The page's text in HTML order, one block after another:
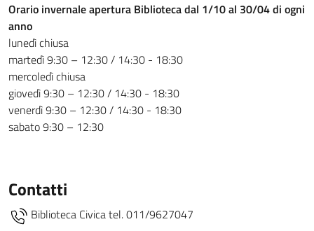
Orario invernale apertura Biblioteca dal 1/10 al 30/04 di ogni
anno
lunedì chiusa
martedì 9:30 – 12:30 / 14:30 - 18:30
mercoledì chiusa
giovedì 9:30 – 12:30 / 14:30 - 18:30
venerdì 9:30 – 12:30 / 14:30 - 18:30
sabato 9:30 – 12:30
Contatti
Biblioteca Civica tel. 011/9627047